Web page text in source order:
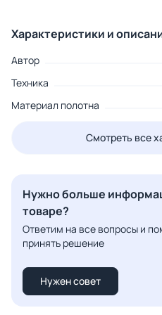
Характеристики и
Автор
Техника
Материал полотна
Смотреть все
Нужно больше
товаре?
Ответим на все вопросы и
принять решение
Нужен совет